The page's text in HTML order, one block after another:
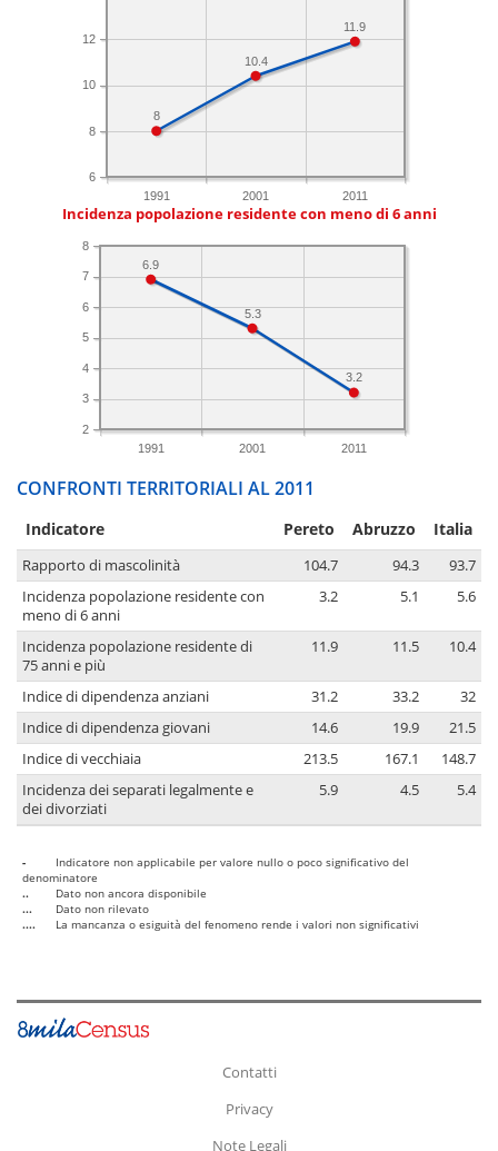
1991 2001 2011
6
8
10
12
11.9
10.4
8
Incidenza popolazione residente con meno di 6 anni
1991 2001 2011
2
3
4
5
6
7
8
3.2
5.3
6.9
CONFRONTI TERRITORIALI AL 2011
Indicatore Pereto Abruzzo Italia
Rapporto di mascolinità 104.7 94.3
93.7
Incidenza popolazione residente con
meno di 6 anni
3.2 5.1 5.6
Incidenza popolazione residente di
75 anni e più
11.9 11.5 10.4
Indice di dipendenza anziani 31.2 33.2
32
Indice di dipendenza giovani
14.6 19.9
21.5
Indice di vecchiaia
213.5 167.1
148.7
Incidenza dei separati legalmente e
dei divorziati
5.9 4.5 5.4
-
Indicatore non applicabile per valore nullo o poco significativo del
denominatore
..
Dato non ancora disponibile
...
Dato non rilevato
....
La mancanza o esiguità del fenomeno rende i valori non significativi
Contatti
Privacy
Note Legali